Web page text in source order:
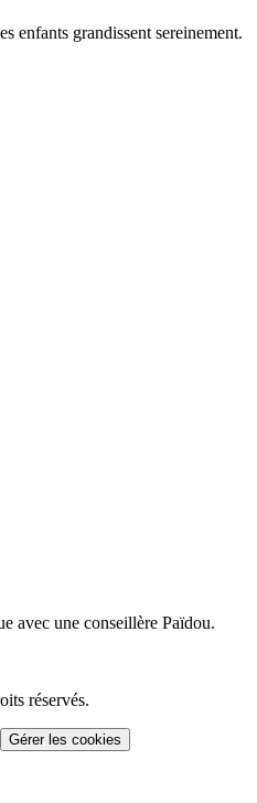
enfants grandissent sereinement.
avec une conseillère Païdou.
réservés.
Gérer les cookies